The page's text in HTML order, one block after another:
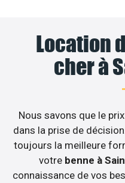
Location
cher à
Nous savons que le
dans la prise de
toujours la meilleure
votre benne à
connaissance de vos